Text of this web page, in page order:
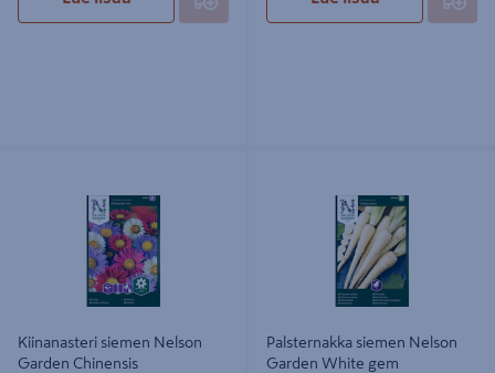
Kiinanasteri siemen Nelson
Garden Chinensis
Palsternakka siemen Nelson
Garden White gem